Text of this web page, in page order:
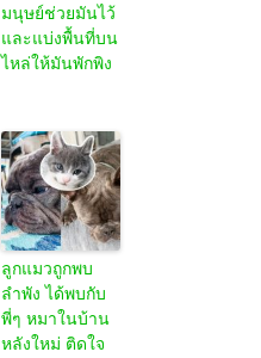
มนุษย์ช่วยมันไว้
และแบ่งพื้นที่บน
ไหล่ให้มันพักพิง
ลูกแมวถูกพบ
ลำพัง ได้พบกับ
พี่ๆ หมาในบ้าน
หลังใหม่ ติดใจ